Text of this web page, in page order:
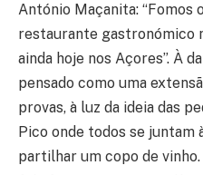
António Maçanita: “Fomos
restaurante gastronómico
ainda hoje nos Açores”. À
pensado como uma
provas, à luz da ideia das
Pico onde todos se juntam
partilhar um copo de